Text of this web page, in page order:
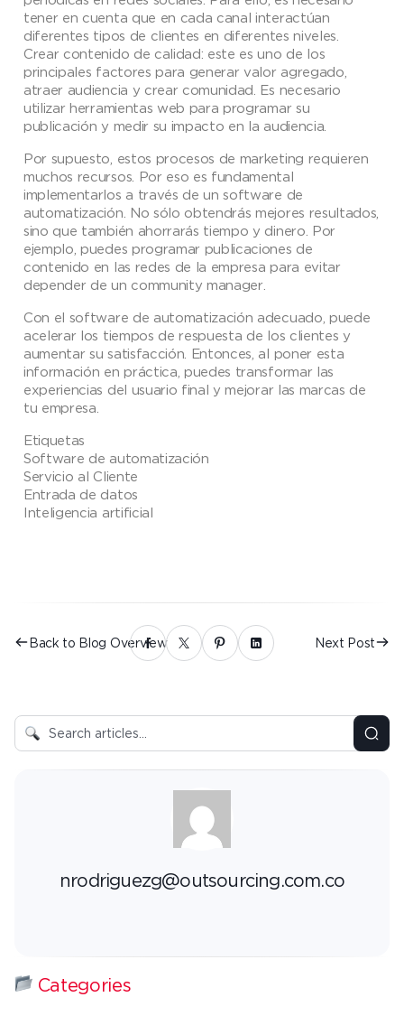
tener en cuenta que en cada canal interactúan
diferentes tipos de clientes en diferentes niveles.
Crear contenido de calidad: este es uno de los
principales factores para generar valor agregado,
atraer audiencia y crear comunidad. Es necesario
utilizar herramientas web para programar su
publicación y medir su impacto en la audiencia.
Por supuesto, estos procesos de marketing requieren
muchos recursos. Por eso es fundamental
implementarlos a través de un software de
automatización. No sólo obtendrás mejores resultados,
sino que también ahorrarás tiempo y dinero. Por
ejemplo, puedes programar publicaciones de
contenido en las redes de la empresa para evitar
depender de un community manager.
Con el software de automatización adecuado, puede
acelerar los tiempos de respuesta de los clientes y
aumentar su satisfacción. Entonces, al poner esta
información en práctica, puedes transformar las
experiencias del usuario final y mejorar las marcas de
tu empresa.
Etiquetas
Software de automatización
Servicio al Cliente
Entrada de datos
Inteligencia artificial
Back to Blog Overview Next Post
nrodriguezg@outsourcing.com.co
Categories